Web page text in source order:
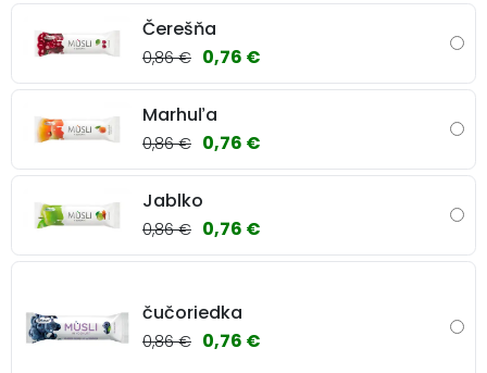
Čerešňa
0,86 € 0,76 €
Marhuľa
0,86 € 0,76 €
Jablko
0,86 € 0,76 €
čučoriedka
0,86 € 0,76 €